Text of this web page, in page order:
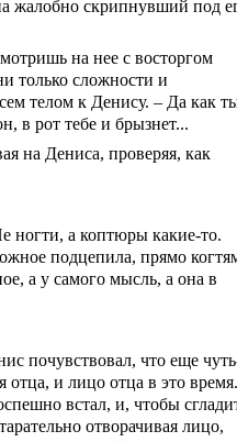
жалобно скрипнувший под
на нее с восторгом
только сложности и
телом к Денису. – Да как
в рот тебе и брызнет...
на Дениса, проверяя, как
ногти, а коптюры какие-то.
подцепила, прямо
а у самого мысль, а она в
почувствовал, что еще
отца, и лицо отца в это время.
встал, и, чтобы
отворачивая лицо,